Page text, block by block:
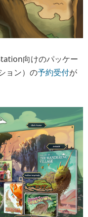
向けのパッケー
ョン）の予約受付が